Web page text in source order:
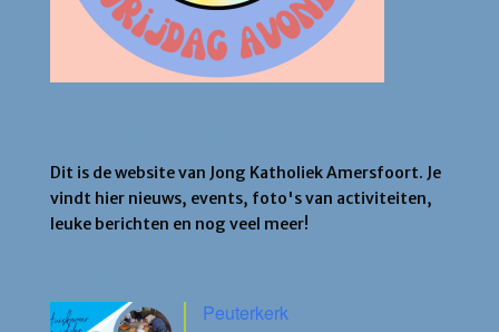
Dit is de website van Jong Katholiek Amersfoort. Je
vindt hier nieuws, events, foto's van activiteiten,
leuke berichten en nog veel meer!
Peuterkerk